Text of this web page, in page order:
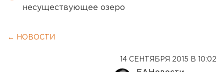
несуществующее озеро
← НОВОСТИ
14 СЕНТЯБРЯ 2015 В 10:02